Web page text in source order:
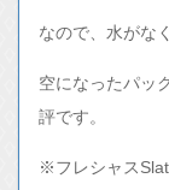
なので、水がな
空になったパッ
評です。
※フレシャスSlat